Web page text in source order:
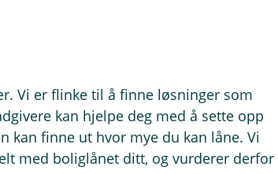
kjøkken kan koste rundt 20 000 kroner,
kostnadseffektivt.
Vi er flinke til å finne løsninger som
kan hjelpe deg med å sette opp
kan finne ut hvor mye du kan låne. Vi
med boliglånet ditt, og vurderer derfor